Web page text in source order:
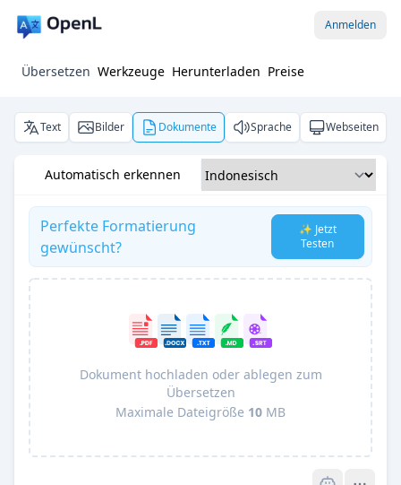
Anmelden
Übersetzen Werkzeuge Herunterladen Preise
Text Bilder Dokumente Sprache Webseiten
Automatisch erkennen
Perfekte Formatierung
gewünscht?
✨ Jetzt
Testen
Dokument hochladen oder ablegen zum
Übersetzen
Maximale Dateigröße 10 MB